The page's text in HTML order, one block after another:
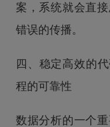
案，系统就会直
错误的传播。
四、稳定高效的
程的可靠性
数据分析的一个